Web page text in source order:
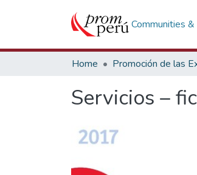
Communities
Home
Servicios –